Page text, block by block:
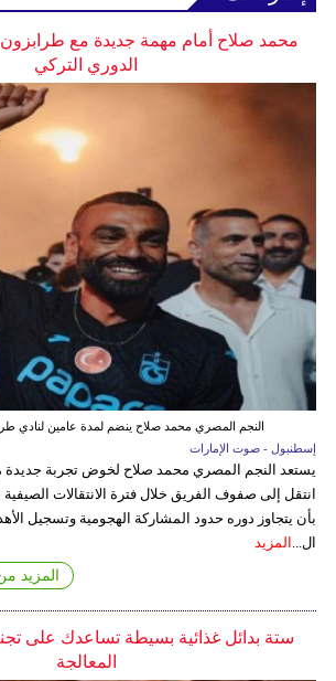
محمد صلاح أمام مهمة جديدة مع
الدوري التركي
النجم المصري محمد صلاح ينضم لمدة عامين لنادي
إسطنبول - صوت الإمارات
يستعد النجم المصري محمد صلاح لخوض تجربة جديدة
انتقل إلى صفوف الفريق خلال فترة الانتقالات
بأن يتجاوز دوره حدود المشاركة الهجومية وتسجيل
ال... المزيد
المزيد
ستة بدائل غذائية بسيطة تساعدك على
المعالجة